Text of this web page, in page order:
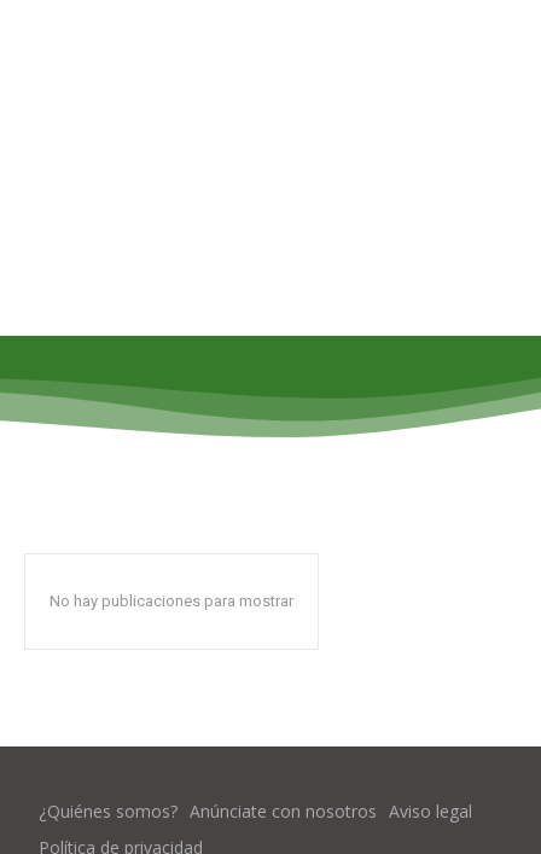
No hay publicaciones para mostrar
¿Quiénes somos? Anúnciate con nosotros Aviso legal
Política de privacidad